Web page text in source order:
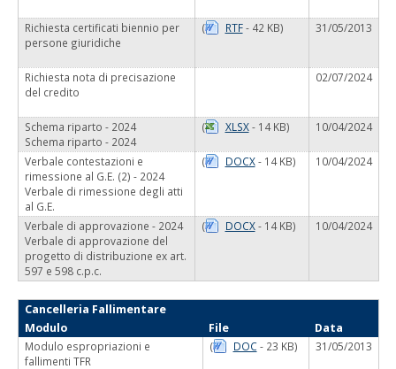
Richiesta certificati biennio per
persone giuridiche
( RTF- 42 KB) 31/05/2013
Richiesta nota di precisazione
del credito
02/07/2024
Schema riparto - 2024
Schema riparto - 2024
( XLSX- 14 KB) 10/04/2024
Verbale contestazioni e
rimessione al G.E. (2) - 2024
Verbale di rimessione degli atti
al G.E.
( DOCX- 14 KB) 10/04/2024
Verbale di approvazione - 2024
Verbale di approvazione del
progetto di distribuzione ex art.
597 e 598 c.p.c.
( DOCX- 14 KB) 10/04/2024
Cancelleria Fallimentare
Modulo
File Data
Modulo espropriazioni e
fallimenti TFR
( DOC- 23 KB) 31/05/2013